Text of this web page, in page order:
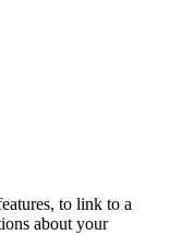
to link to a
about your